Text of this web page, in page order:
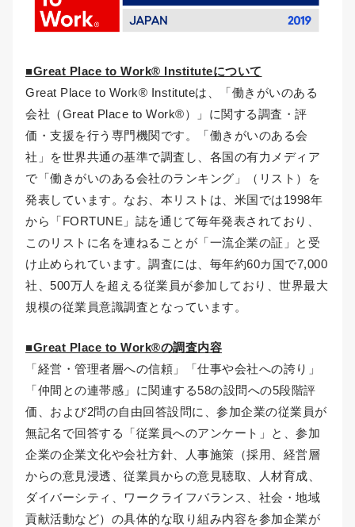
■Great Place to Work® Instituteについて
Great Place to Work® Instituteは、「働きがいのある
会社（Great Place to Work®）」に関する調査・評
価・支援を行う専門機関です。「働きがいのある会
社」を世界共通の基準で調査し、各国の有力メディア
で「働きがいのある会社のランキング」（リスト）を
発表しています。なお、本リストは、米国では1998年
から「FORTUNE」誌を通じて毎年発表されており、
このリストに名を連ねることが「一流企業の証」と受
け止められています。調査には、毎年約60カ国で7,000
社、500万人を超える従業員が参加しており、世界最大
規模の従業員意識調査となっています。
■Great Place to Work®の調査内容
「経営・管理者層への信頼」「仕事や会社への誇り」
「仲間との連帯感」に関連する58の設問への5段階評
価、および2問の自由回答設問に、参加企業の従業員が
無記名で回答する「従業員へのアンケート」と、参加
企業の企業文化や会社方針、人事施策（採用、経営層
からの意見浸透、従業員からの意見聴取、人材育成、
ダイバーシティ、ワークライフバランス、社会・地域
貢献活動など）の具体的な取り組み内容を参加企業が